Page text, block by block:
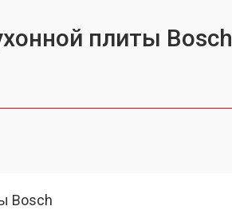
плиты Bosch
Bosch